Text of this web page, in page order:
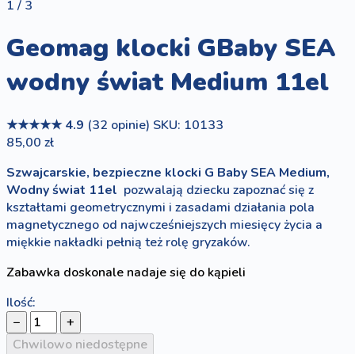
1 / 3
Geomag klocki GBaby SEA
wodny świat Medium 11el
★★★★★ 4.9 (32 opinie) SKU: 10133
85,00 zł
Szwajcarskie, bezpieczne klocki G Baby SEA Medium,
Wodny świat 11el pozwalają dziecku zapoznać się z
kształtami geometrycznymi i zasadami działania pola
magnetycznego od najwcześniejszych miesięcy życia a
miękkie nakładki pełnią też rolę gryzaków.
Zabawka doskonale nadaje się do kąpieli
Ilość:
−
+
Chwilowo niedostępne